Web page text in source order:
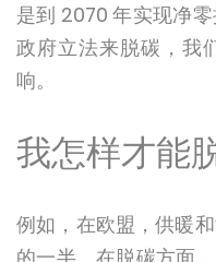
是到 2070 年实现净
政府立法来脱碳，我
响。
我怎样才能
例如，在欧盟，供暖